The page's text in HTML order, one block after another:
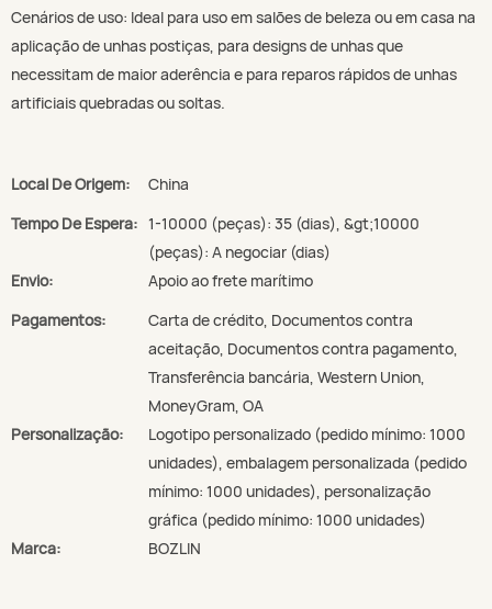
Cenários de uso: Ideal para uso em salões de beleza ou em casa na
aplicação de unhas postiças, para designs de unhas que
necessitam de maior aderência e para reparos rápidos de unhas
artificiais quebradas ou soltas.
Local De Origem:
China
Tempo De Espera: 1-10000 (peças): 35 (dias), &gt;10000
(peças): A negociar (dias)
Envio:
Apoio ao frete marítimo
Pagamentos:
Carta de crédito, Documentos contra
aceitação, Documentos contra pagamento,
Transferência bancária, Western Union,
MoneyGram, OA
Personalização:
Logotipo personalizado (pedido mínimo: 1000
unidades), embalagem personalizada (pedido
mínimo: 1000 unidades), personalização
gráfica (pedido mínimo: 1000 unidades)
Marca:
BOZLIN